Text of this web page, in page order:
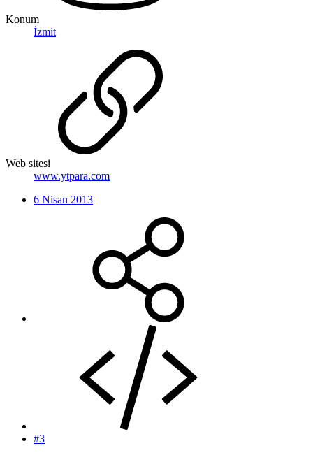
Konum
İzmit
Web sitesi
www.ytpara.com
6 Nisan 2013
#3